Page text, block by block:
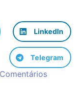
LinkedIn
Telegram